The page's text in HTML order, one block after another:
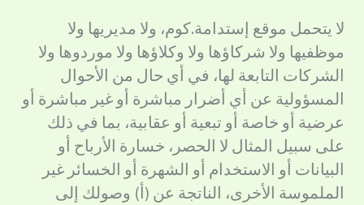
لا يتحمل موقع إستدامة.كوم، ولا مديريها ولا
موظفيها ولا شركاؤها ولا وكلاؤها ولا موردوها ولا
الشركات التابعة لها، في أي حال من الأحوال
المسؤولية عن أي أضرار مباشرة أو غير مباشرة أو
عرضية أو خاصة أو تبعية أو عقابية، بما في ذلك
على سبيل المثال لا الحصر، خسارة الأرباح أو
البيانات أو الاستخدام أو الشهرة أو الخسائر غير
الملموسة الأخرى، الناتجة عن (أ) وصولك إلى